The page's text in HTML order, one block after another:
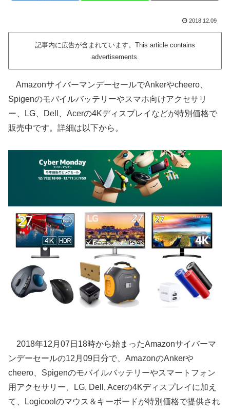
2018.12.09
記事内に広告が含まれています。This article contains
advertisements.
AmazonサイバーマンデーセールでAnkerやcheero、
Spigenのモバイルバッテリーやスマホ向けアクセサリ
ー、LG、Dell、Acerの4Kディスプレイなどが特別価格で
販売中です。詳細は以下から。
2018年12月07日18時から始まったAmazonサイバーマ
ンデーセールの12月09日分で、AmazonのAnkerや
cheero、Spigenのモバイルバッテリーやスマートフォン
用アクセサリー、LG, Dell, Acerの4Kディスプレイに加え
て、Logicoolのマウス＆キーボードが特別価格で提供され